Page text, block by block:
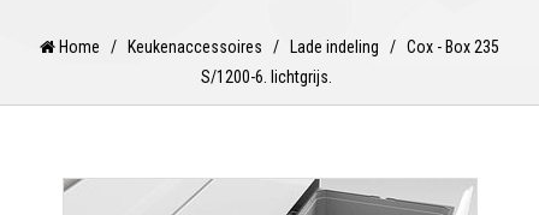
Home / Keukenaccessoires / Lade indeling / Cox - Box 235
S/1200-6. lichtgrijs.